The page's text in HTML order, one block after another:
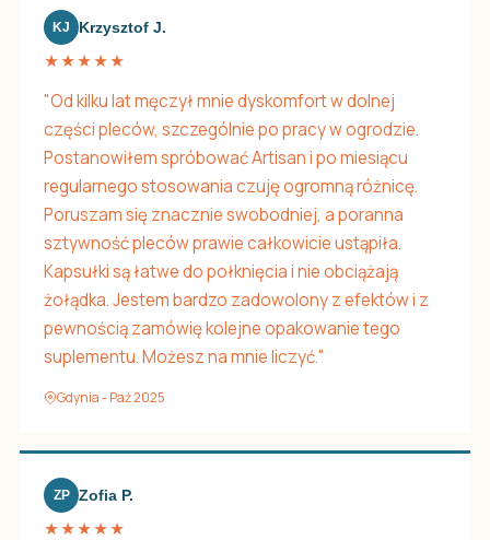
KJ Krzysztof J.
★★★★★
"Od kilku lat męczył mnie dyskomfort w dolnej
części pleców, szczególnie po pracy w ogrodzie.
Postanowiłem spróbować Artisan i po miesiącu
regularnego stosowania czuję ogromną różnicę.
Poruszam się znacznie swobodniej, a poranna
sztywność pleców prawie całkowicie ustąpiła.
Kapsułki są łatwe do połknięcia i nie obciążają
żołądka. Jestem bardzo zadowolony z efektów i z
pewnością zamówię kolejne opakowanie tego
suplementu. Możesz na mnie liczyć."
Gdynia - Paź 2025
ZP Zofia P.
★★★★★